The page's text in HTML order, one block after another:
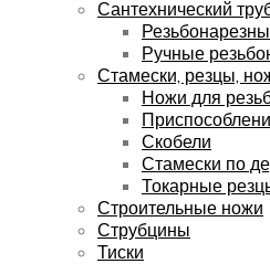
Сантехнический
Ручные
Стамески, резцы,
Ножи для
Скобели
Стамески по
Токарные
Строительные ножи
Струбцины
Тиски